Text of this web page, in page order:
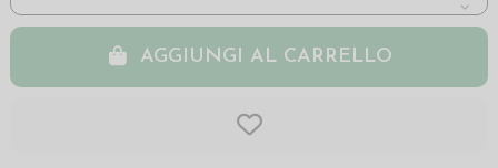
AGGIUNGI AL CARRELLO